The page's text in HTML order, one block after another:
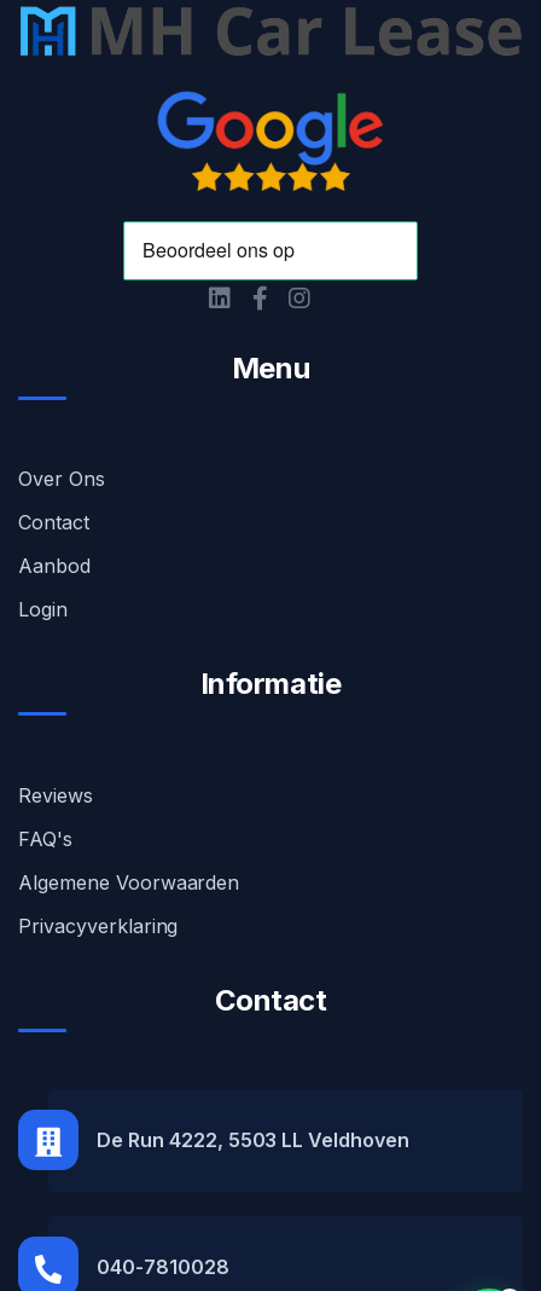
Menu
Over Ons
Contact
Aanbod
Login
Informatie
Reviews
FAQ's
Algemene Voorwaarden
Privacyverklaring
Contact
De Run 4222, 5503 LL Veldhoven
040-7810028